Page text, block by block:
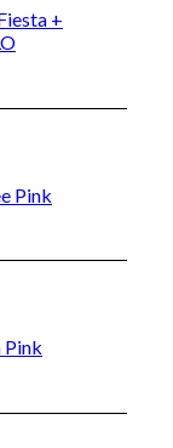
+
Pink
Pink